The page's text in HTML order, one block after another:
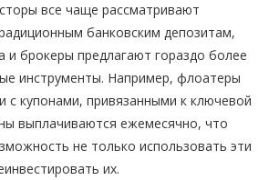
все чаще рассматривают
банковским депозитам,
и брокеры предлагают гораздо более
инструменты. Например, флоатеры
с купонами, привязанными к ключевой
выплачиваются ежемесячно, что
не только использовать эти
их.